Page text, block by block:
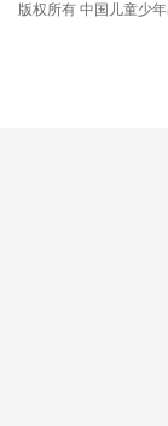
版权所有 中国儿童少